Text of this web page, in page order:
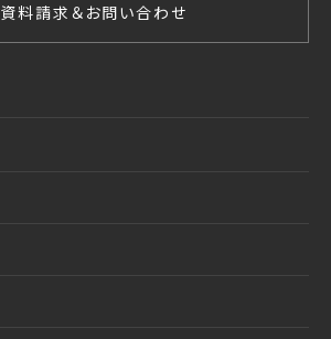
資料請求＆お問い合わせ